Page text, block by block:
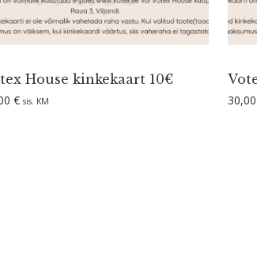
House kinke­kaart 10€
€ sis. KM 30,00